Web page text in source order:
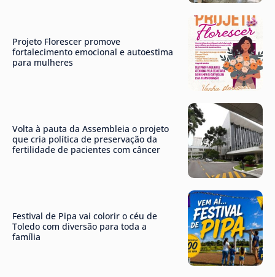
Projeto Florescer promove
fortalecimento emocional e autoestima
para mulheres
Volta à pauta da Assembleia o projeto
que cria política de preservação da
fertilidade de pacientes com câncer
Festival de Pipa vai colorir o céu de
Toledo com diversão para toda a
família